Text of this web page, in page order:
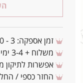
זמן אספקה: 3 - 10 ימי עסקים מאישור העסקה
משלוח + 3-4 ימי עסקים(צריכים לפני ? צרו איתנו קשר)
אפשרות לתיקון
החזר כספי / החלפת